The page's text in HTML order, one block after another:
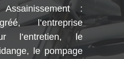
Assainissement :
l’entreprise
l’entretien, le
le pompage